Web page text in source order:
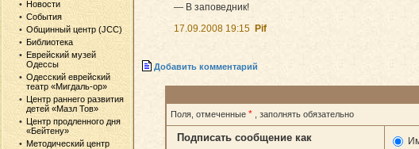
Новости
События
Общинный центр (JCC)
Библиотека
Еврейский музей
Одессы
Одесский еврейский
театр «Мигдаль-ор»
Центр раннего развития
детей «Мазл Тов»
Центр продленного дня
«Бейтену»
Методический центр
— В заповедник!
17.09.2008 19:15 Pif
Добавить комментарий
Поля, отмеченные * , заполнять обязательно
Подписать сообщение как